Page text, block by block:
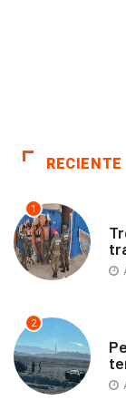
RECIENTE
1
2